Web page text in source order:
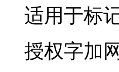
适用于标
授权字加